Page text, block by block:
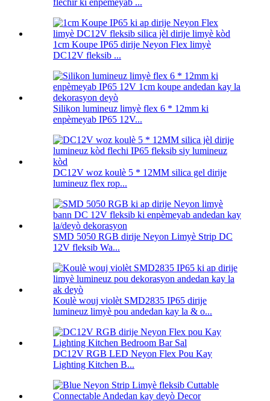
flechir ki enpèmeyab ...
1cm Koupe IP65 dirije Neyon Flex limyè
DC12V fleksib ...
Silikon lumineuz limyè flex 6 * 12mm ki
enpèmeyab IP65 12V...
DC12V woz koulè 5 * 12MM silica gel dirije
lumineuz flex rop...
SMD 5050 RGB dirije Neyon Limyè Strip DC
12V fleksib Wa...
Koulè wouj violèt SMD2835 IP65 dirije
lumineuz limyè pou andedan kay la & o...
DC12V RGB LED Neyon Flex Pou Kay
Lighting Kitchen B...